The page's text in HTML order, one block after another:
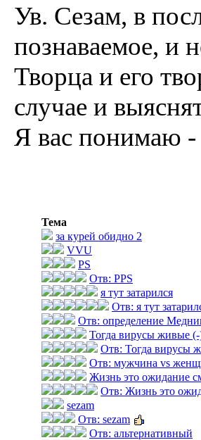
Ув. Сезам, в
познаваемое, и
Творца и его
случае и
Я вас понимаю -
Тема
за курей обидно 2
VVU
PS
Отв: PPS
я тут затарился
Отв: я тут
Отв: определение
Тогда вирусы живые
Отв: Тогда вирусы
Отв: мужчина vs
Жизнь это ожидание
Отв: Жизнь это
sezam
Отв: sezam
Отв: альтернативный